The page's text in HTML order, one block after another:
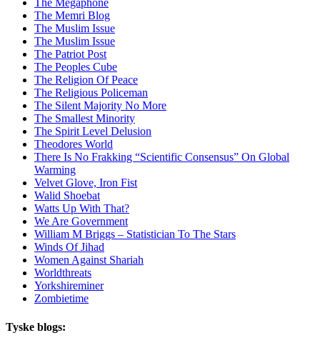
The Megaphone
The Memri Blog
The Muslim Issue
The Muslim Issue
The Patriot Post
The Peoples Cube
The Religion Of Peace
The Religious Policeman
The Silent Majority No More
The Smallest Minority
The Spirit Level Delusion
Theodores World
There Is No Frakking “Scientific Consensus” On Global
Warming
Velvet Glove, Iron Fist
Walid Shoebat
Watts Up With That?
We Are Government
William M Briggs – Statistician To The Stars
Winds Of Jihad
Women Against Shariah
Worldthreats
Yorkshireminer
Zombietime
Tyske blogs: